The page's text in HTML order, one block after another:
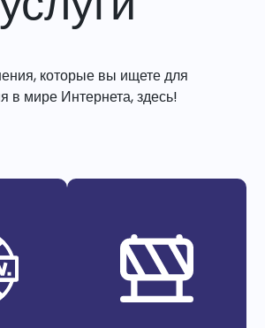
которые вы ищете для
в мире Интернета, здесь!